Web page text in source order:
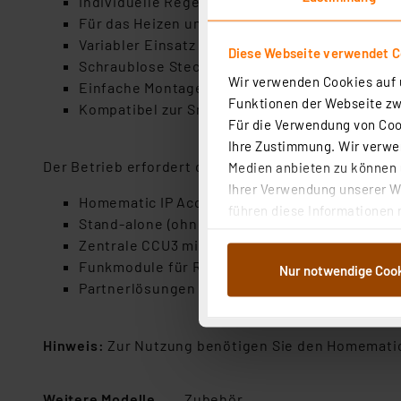
Diese Webseite verwendet
Wir verwenden Cookies
Funktionen der Webseite
Für die Verwendung von
Ihre Zustimmung. Wir
Medien anbieten zu
Ihrer Verwendung unserer
führen diese Informationen
Weiterverarbeitung für die
Abs.1a DSG-VO) zu. Eine
ganz oder teilweise
Nur notwendige
Für das Heizen und Kühlen geeignet
Variabler Einsatz zur Steuerung von
Schraublose Steck-/Klemmanschlusstechnik
Einfache Montage mit mitgelieferten
Kompatibel zur Smart Home Zentrale CCU3,
Der Betrieb erfordert die Anbindung an eine der
Homematic IP Access Point mit kostenloser
Stand-alone (ohne Access Point oder
Zentrale CCU3 mit lokaler Bedienoberfläche
Funkmodule für Raspberry Pi
Partnerlösungen von Drittanbietern
Hinweis: Zur Nutzung benötigen Sie den